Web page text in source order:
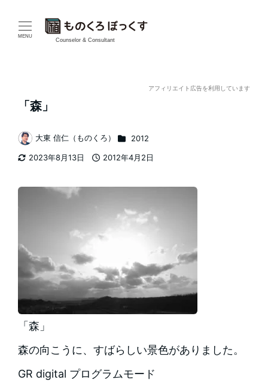
MENU
Counselor & Consultant
アフィリエイト広告を利用しています
「森」
2023年8月13日
2012年4月2日
著
者
大東 信仁（ものくろ） カテゴリー
2012
「森」
森の向こうに、すばらしい景色がありました。
GR digital プログラムモード